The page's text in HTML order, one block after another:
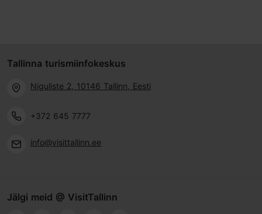
Tallinna turismiinfokeskus
Niguliste 2, 10146 Tallinn, Eesti
+372 645 7777
info@visittallinn.ee
Jälgi meid @ VisitTallinn